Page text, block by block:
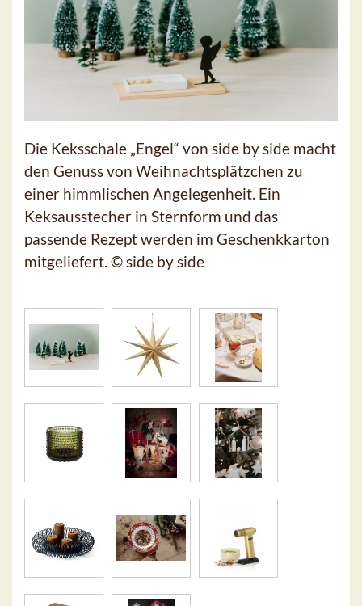
Die Keksschale „Engel“ von side by side macht
den Genuss von Weihnachtsplätzchen zu
einer himmlischen Angelegenheit. Ein
Keksausstecher in Sternform und das
passende Rezept werden im Geschenkkarton
mitgeliefert. © side by side